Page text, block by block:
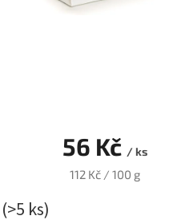
56 Kč / ks
Měrná
112 Kč / 100 g
(>5 ks)